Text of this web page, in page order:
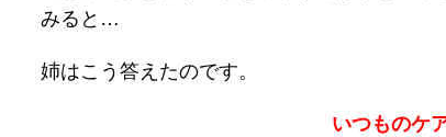
みると…
姉はこう答えたのです。
いつものケ